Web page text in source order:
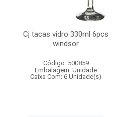
Cj tacas vidro 330ml 6pcs
windsor
Código: 500859
Embalagem: Unidade
Caixa Com: 6 Unidade(s)